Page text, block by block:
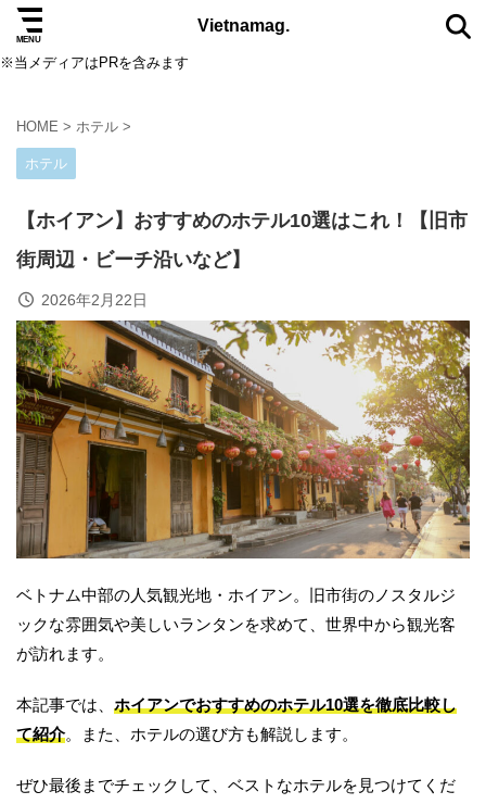
Vietnamag.
5つ星
オクトーバーフェスト カフェ コスメ
サステナブル サパ ダナン
ニャチャン ニュース ノマド ハザンループ
ハノイ バインミー バーナーヒルズ ビーチ
ビール ファッション フェス フークイ島
フーコック島 ブランド ベトナムコーヒー
ベトナム就職 ベトナム航空 ベトナム語 ホイアン
ホテル予約 ホーチミン ミシュラン メコン川
ランタン祭り レストラン 世界遺産 建築
旅のヒント
※当メディアはPRを含みます
HOME > ホテル >
ホテル
【ホイアン】おすすめのホテル10選はこれ！【旧市
街周辺・ビーチ沿いなど】
2026年2月22日
ベトナム中部の人気観光地・ホイアン。旧市街のノスタルジ
ックな雰囲気や美しいランタンを求めて、世界中から観光客
が訪れます。
本記事では、 ホイアンでおすすめのホテル10選を徹底比較し
て紹介。また、ホテルの選び方も解説します。
ぜひ最後までチェックして、ベストなホテルを見つけてくだ